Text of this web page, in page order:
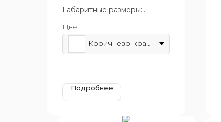
Габаритные размеры:
Возрастная группа: от 14 лет
Цвет
Коричнево-красный
Подробнее